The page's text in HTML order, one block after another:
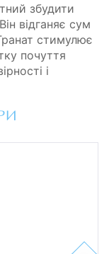
збудити
відганяє сум
стимулює
почуття
і